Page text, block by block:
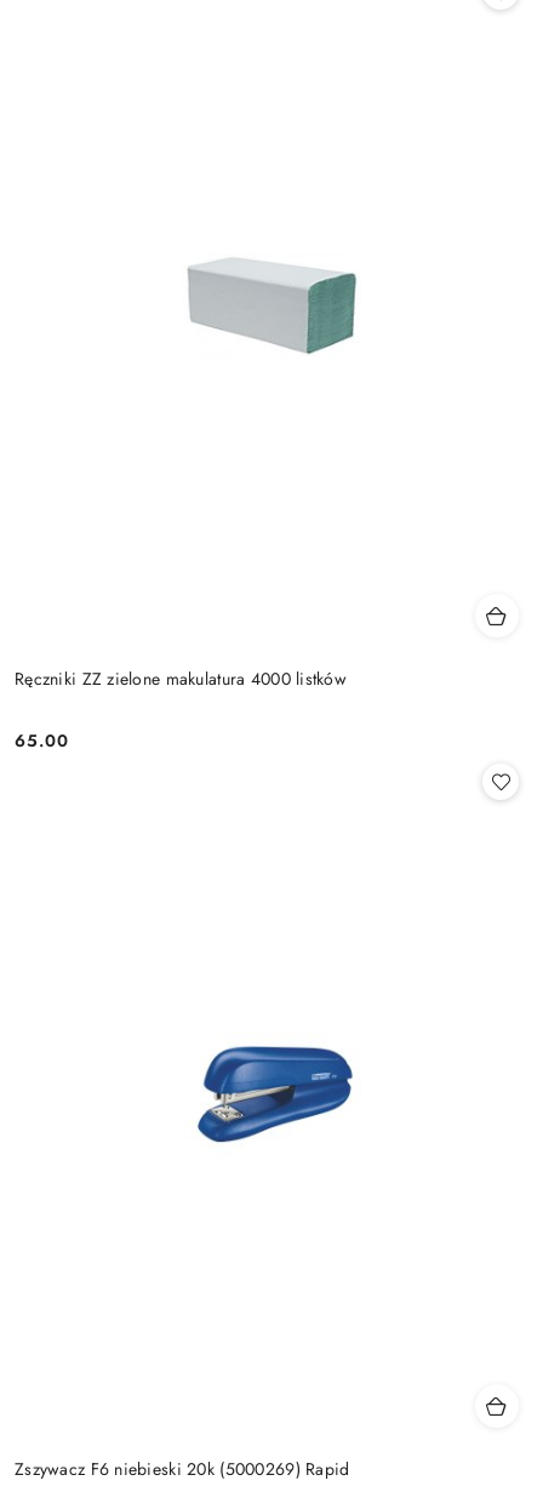
Ręczniki ZZ zielone makulatura 4000 listków
Cena:
65.00
Zszywacz F6 niebieski 20k (5000269) Rapid